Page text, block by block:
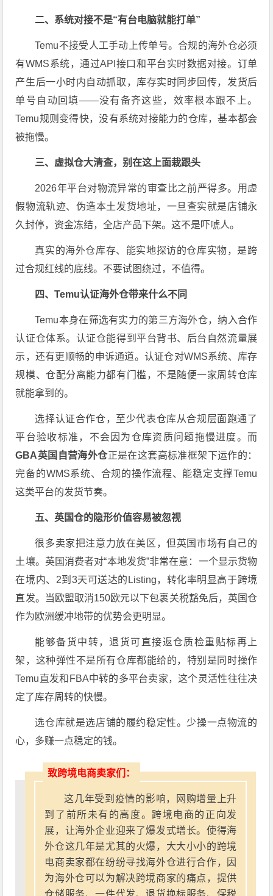
二、系统对接不是“有台电脑就能打单”
Temu不接受人工手动上传单号。合规的海外仓必须
有WMS系统，通过API接口和平台实时数据对接。订单
产生后一小时内自动抓取，库存实时同步回传，发货后
单号自动回填——没有备齐这些，效率根本跟不上。
Temu规则变得快，没有系统对接能力的仓库，基本都会
被拖慢。
三、虚拟仓大清查，别在这上面栽跟头
2026年平台对物流异常的审查比之前严得多。用虚
假物流轨迹、伪造本土发货地址，一旦查实就是店铺永
久封停，资金冻结，全店产品下架。这不是吓唬人。
真实的海外仓库存、能实地探访的仓库实物，是跨
过合规红线的底线。不要试图绕过，不值得。
四、Temu认证海外仓带来什么不同
Temu本身在筛选有实力的第三方海外仓，纳入合作
认证仓体系。认证仓能得到平台背书、后台自然流量展
示，还有更顺畅的申诉通道。认证仓对WMS系统、库存
规模、仓配分离能力都有门槛，不是随便一家周转仓库
就能拿到的。
选择认证合作仓，至少代表仓库从合规层面跑通了
平台验收标准，不会因为仓库资质问题拖慢进度。而
GBA英国自营海外仓正是在这套高标准框架下运作的：
完备的WMS系统、合规的操作流程、能稳定支撑Temu
这类平台的发货节奏。
五、英国仓的隐形价值容易被忽视
很多卖家把注意力放在美区，但英国市场有自己的
土壤。英国消费者对“本地发货”非常在意：一个显示货物
在境内、2到3天可送达的Listing，转化率明显高于跨境
直发。当欧盟取消150欧元以下包裹关税豁免后，英国仓
作为欧洲缓冲地带的优势会更明显。
能够备货中转，退货可直接返仓质检重贴标再上
架，这种弹性不是所有仓库都能给的，特别是同时操作
Temu直发和FBA中转的多平台卖家，这个灵活性往往决
定了库存周转的快慢。
选仓库就是选店铺的履约稳定性。少操一点物流的
心，多赚一点稳定的钱。
致跨境电商卖家们：
这几年受到疫情的影响，网购增量上升
到了前所未有的高度。跨境电商的正向发
展，让海外企业迎来了爆发式增长。使得海
外仓这几年是尤其的火爆，大大小小的跨境
电商卖家都在纷纷寻找海外仓进行合作，因
为海外仓可以为解决跨境商家的痛点，提供
仓储服务、一件代发、退货换标服务、保税